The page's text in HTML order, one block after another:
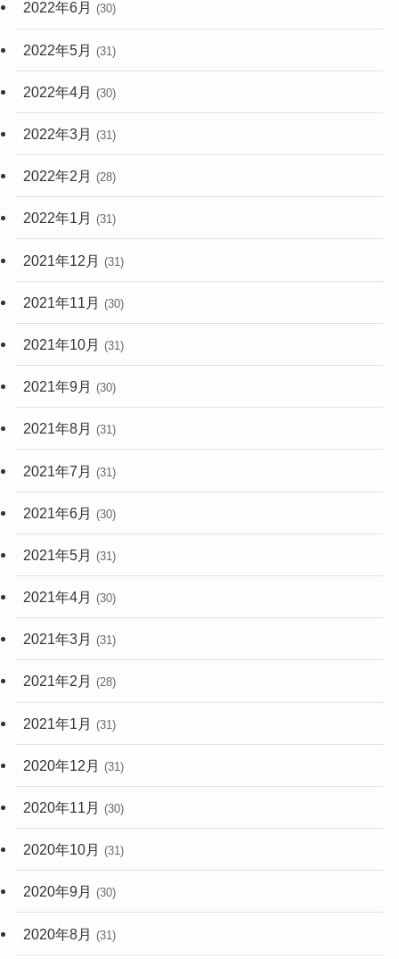
2022年6月 (30)
2022年5月 (31)
2022年4月 (30)
2022年3月 (31)
2022年2月 (28)
2022年1月 (31)
2021年12月 (31)
2021年11月 (30)
2021年10月 (31)
2021年9月 (30)
2021年8月 (31)
2021年7月 (31)
2021年6月 (30)
2021年5月 (31)
2021年4月 (30)
2021年3月 (31)
2021年2月 (28)
2021年1月 (31)
2020年12月 (31)
2020年11月 (30)
2020年10月 (31)
2020年9月 (30)
2020年8月 (31)